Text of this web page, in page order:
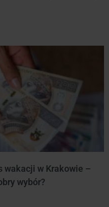
wakacji w Krakowie –
wybór?